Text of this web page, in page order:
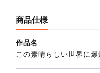
商品仕様
作品名
この素晴らしい世界に爆